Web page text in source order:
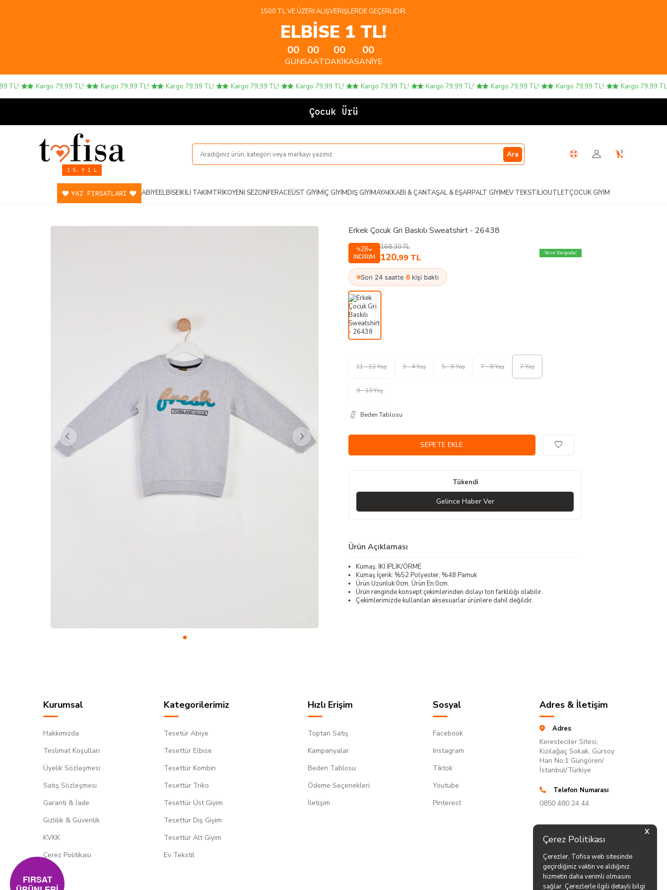
X
Çerez Politikası
Çerezler, Tofisa web sitesinde
geçirdiğiniz vaktin ve aldığınız
hizmetin daha verimli olmasını
sağlar. Çerezlerle ilgili detaylı bilgi
1500 TL VE ÜZERI ALIŞVERIŞLERDE GEÇERLIDIR.
ELBİSE 1 TL!
00
GÜN
00
SAAT
00
DAKIKA
00
SANIYE
Kargo 79,99 TL! Kargo 79,99 TL! Kargo 79,99 TL! Kargo 79,99 TL! Kargo 79,99 TL! Kargo 79,99 TL! Kargo 79,99 TL! Kargo 79,99 TL! Kargo 79,99 TL! Kargo 79,99 TL!
Çocuk Ürünler
1 5. Y I L
Ara 0
YAZ FIRSATLARI ABIYEELBISEİKILI TAKIMTRIKOYENI SEZONFERACEÜST GIYIMİÇ GIYIMDIŞ GIYIMAYAKKABI & ÇANTAŞAL & EŞARPALT GIYIMEV TEKSTILIOUTLETÇOCUK GIYIM
Erkek Çocuk Gri Baskılı Sweatshirt - 26438
%28
İNDIRIM
168,30TL
120,99 TL Yarın Kargoda!
Son 24 saatte 6 kişi baktı
11 - 12 Yaş 3 - 4 Yaş 5 - 6 Yaş 7 - 8 Yaş 7 Yaş
9 - 10 Yaş
Beden Tablosu
SEPETE EKLE
Tükendi
Gelince Haber Ver
Ürün Açıklaması
Kumaş: İKİ İPLİK/ÖRME
Kumaş İçerik: %52 Polyester, %48 Pamuk
Ürün Uzunluk:0cm. Ürün En:0cm.
Ürün renginde konsept çekimlerinden dolayı ton farklılığı olabilir.
Çekimlerimizde kullanılan aksesuarlar ürünlere dahil değildir.
Kurumsal
Hakkımızda
Teslimat Koşulları
Üyelik Sözleşmesi
Satış Sözleşmesi
Garanti & İade
Gizlilik & Güvenlik
KVKK
Çerez Politikası
Kategorilerimiz
Tesetür Abiye
Tesettür Elbise
Tesettür Kombin
Tesettür Triko
Tesettür Üst Giyim
Tesettür Dış Giyim
Tesettür Alt Giyim
Ev Tekstil
Hızlı Erişim
Toptan Satış
Kampanyalar
Beden Tablosu
Ödeme Seçenekleri
İletişim
Sosyal
Facebook
Instagram
Tiktok
Youtube
Pinterest
Adres & İletişim
Adres
Keresteciler Sitesi,
Kızılağaç Sokak, Gürsoy
Han No:1 Güngören/
İstanbul/Türkiye
Telefon Numarası
0850 480 24 44
FIRSAT